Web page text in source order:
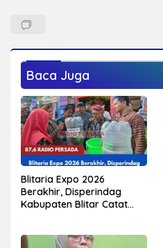
Baca Juga
Blitaria Expo 2026
Berakhir, Disperindag
Kabupaten Blitar Catat